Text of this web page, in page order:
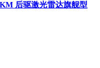
后驱激光雷达旗舰型